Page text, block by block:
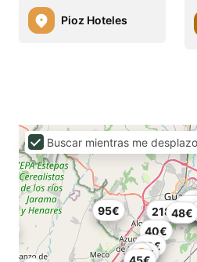
Pioz Hoteles
40€
48€
52€
58€
95€ 218€
Buscar mientras me